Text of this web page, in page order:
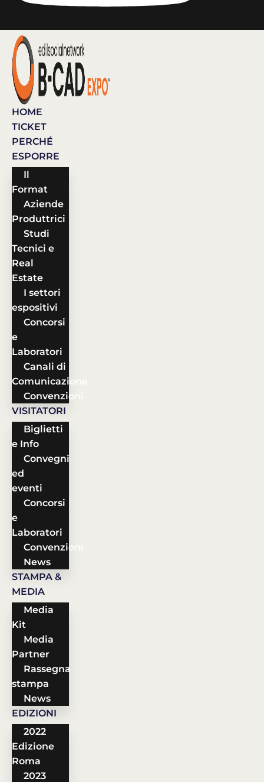
HOME
TICKET
PERCHÉ
ESPORRE
Il
Format
Aziende
Produttrici
Studi
Tecnici e
Real
Estate
I settori
espositivi
Concorsi
e
Laboratori
Canali di
Comunicazione
Convenzioni
VISITATORI
Biglietti
e Info
Convegni
ed
eventi
Concorsi
e
Laboratori
Convenzioni
News
STAMPA &
MEDIA
Media
Kit
Media
Partner
Rassegna
stampa
News
EDIZIONI
2022
Edizione
Roma
2023